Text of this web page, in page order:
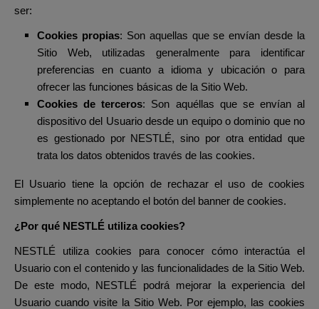
ser:
Cookies propias: Son aquellas que se envían desde la
Sitio Web, utilizadas generalmente para identificar
preferencias en cuanto a idioma y ubicación o para
ofrecer las funciones básicas de la Sitio Web.
Cookies de terceros: Son aquéllas que se envían al
dispositivo del Usuario desde un equipo o dominio que no
es gestionado por NESTLÉ, sino por otra entidad que
trata los datos obtenidos través de las cookies.
El Usuario tiene la opción de rechazar el uso de cookies
simplemente no aceptando el botón del banner de cookies.
¿Por qué NESTLÉ utiliza cookies?
NESTLÉ utiliza cookies para conocer cómo interactúa el
Usuario con el contenido y las funcionalidades de la Sitio Web.
De este modo, NESTLÉ podrá mejorar la experiencia del
Usuario cuando visite la Sitio Web. Por ejemplo, las cookies